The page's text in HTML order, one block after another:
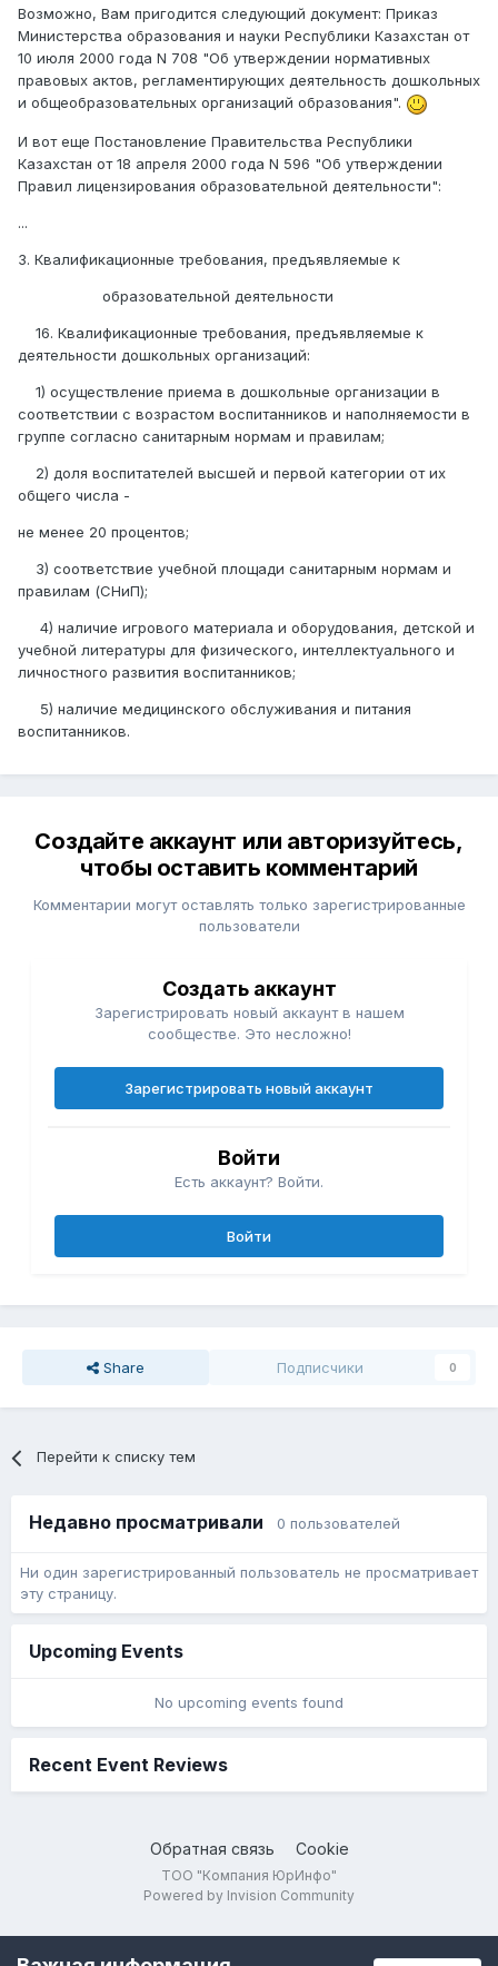
Возможно, Вам пригодится следующий документ: Приказ
Министерства образования и науки Республики Казахстан от
10 июля 2000 года N 708 "Об утверждении нормативных
правовых актов, регламентирующих деятельность дошкольных
и общеобразовательных организаций образования".
И вот еще Постановление Правительства Республики
Казахстан от 18 апреля 2000 года N 596 "Об утверждении
Правил лицензирования образовательной деятельности":
...
3. Квалификационные требования, предъявляемые к
образовательной деятельности
16. Квалификационные требования, предъявляемые к
деятельности дошкольных организаций:
1) осуществление приема в дошкольные организации в
соответствии с возрастом воспитанников и наполняемости в
группе согласно санитарным нормам и правилам;
2) доля воспитателей высшей и первой категории от их
общего числа -
не менее 20 процентов;
3) соответствие учебной площади санитарным нормам и
правилам (СНиП);
4) наличие игрового материала и оборудования, детской и
учебной литературы для физического, интеллектуального и
личностного развития воспитанников;
5) наличие медицинского обслуживания и питания
воспитанников.
Создайте аккаунт или авторизуйтесь,
чтобы оставить комментарий
Комментарии могут оставлять только зарегистрированные
пользователи
Создать аккаунт
Зарегистрировать новый аккаунт в нашем
сообществе. Это несложно!
Зарегистрировать новый аккаунт
Войти
Есть аккаунт? Войти.
Войти
Share Подписчики 0
Перейти к списку тем
Недавно просматривали 0 пользователей
Ни один зарегистрированный пользователь не просматривает
эту страницу.
Upcoming Events
No upcoming events found
Recent Event Reviews
Обратная связь Cookie
ТОО "Компания ЮрИнфо"
Powered by Invision Community